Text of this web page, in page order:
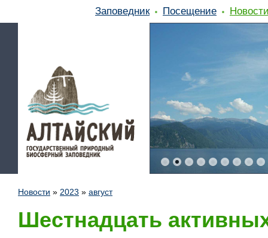
Заповедник Посещение
Новости » 2023 » август
Шестнадцать